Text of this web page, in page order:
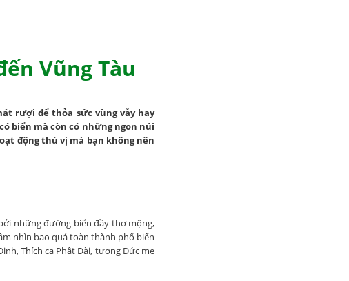
Vũng Tàu
rượi để thỏa sức vùng vẫy hay
biển mà còn có những ngon núi
động thú vị mà bạn không nên
những đường biển đầy thơ mộng,
nhìn bao quá toàn thành phố biển
Thích ca Phật Đài, tượng Đức mẹ